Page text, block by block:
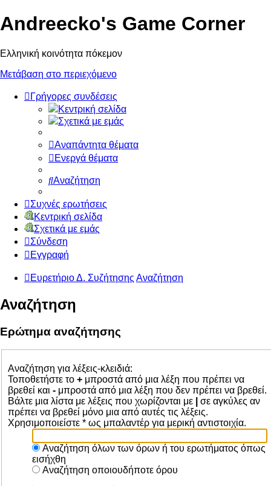
Andreecko's Game Corner
Ελληνική κοινότητα πόκεμον
Μετάβαση στο περιεχόμενο
Γρήγορες συνδέσεις
Κεντρική σελίδα
Σχετικά με εμάς
Αναπάντητα θέματα
Ενεργά θέματα
Αναζήτηση
Συχνές ερωτήσεις
Κεντρική σελίδα
Σχετικά με εμάς
Σύνδεση
Εγγραφή
Ευρετήριο Δ. Συζήτησης Αναζήτηση
Αναζήτηση
Ερώτημα αναζήτησης
Αναζήτηση για λέξεις-κλειδιά:
Τοποθετήστε το + μπροστά από μια λέξη που πρέπει να
βρεθεί και - μπροστά από μια λέξη που δεν πρέπει να βρεθεί.
Βάλτε μια λίστα με λέξεις που χωρίζονται με
σε αγκύλες αν
πρέπει να βρεθεί μόνο μια από αυτές τις λέξεις.
Χρησιμοποιείστε * ως μπαλαντέρ για μερική αντιστοιχία.
Αναζήτηση όλων των όρων ή του ερωτήματος όπως
εισήχθη
Αναζήτηση οποιουδήποτε όρου